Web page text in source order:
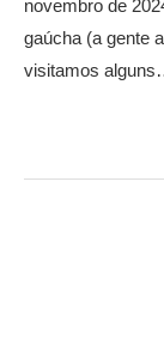
novembro de
gaúcha (a gente
visitamos